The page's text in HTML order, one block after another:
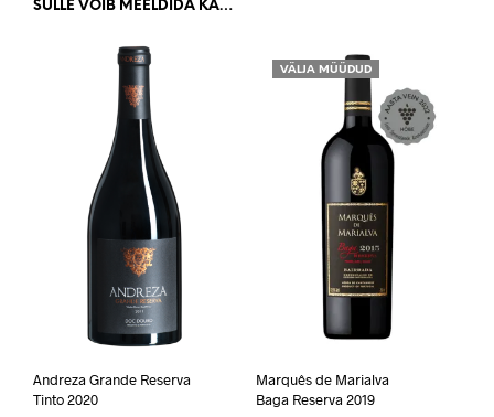
SULLE VÕIB MEELDIDA KA…
Andreza Grande Reserva
Tinto 2020
VÄLJA MÜÜDUD
Marquês de Marialva
Baga Reserva 2019